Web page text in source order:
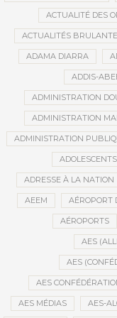
ACTUALITÉ DES
ACTUALITÉS
ADAMA DIARRA
ADDIS-
ADMINISTRATION
ADMINISTRATION
ADMINISTRATION
ADOLESCENTS
ADRESSE À LA NATION
AEEM AÉROPORT
AÉROPORTS
AES
AES
AES
AES MÉDIAS AES-